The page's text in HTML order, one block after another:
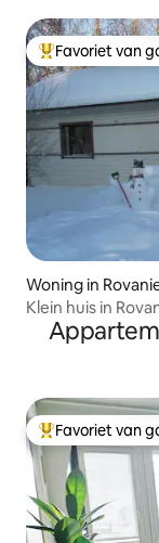
Topfavoriet van
Favoriet van
Woning in
Klein huis in
Topfavoriet van
Favoriet van